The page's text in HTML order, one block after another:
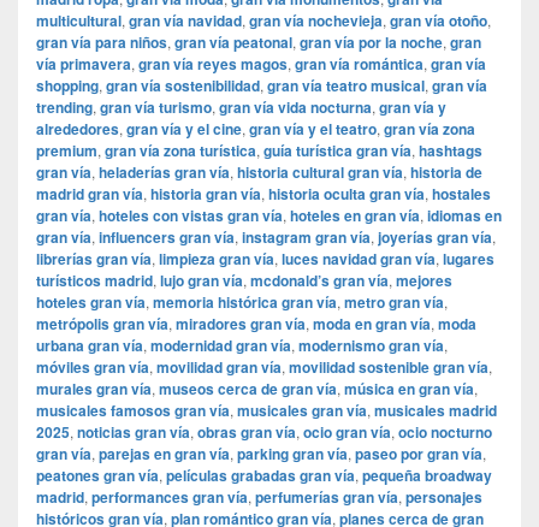
multicultural, gran vía navidad, gran vía nochevieja, gran vía otoño,
gran vía para niños, gran vía peatonal, gran vía por la noche, gran
vía primavera, gran vía reyes magos, gran vía romántica, gran vía
shopping, gran vía sostenibilidad, gran vía teatro musical, gran vía
trending, gran vía turismo, gran vía vida nocturna, gran vía y
alrededores, gran vía y el cine, gran vía y el teatro, gran vía zona
premium, gran vía zona turística, guía turística gran vía, hashtags
gran vía, heladerías gran vía, historia cultural gran vía, historia de
madrid gran vía, historia gran vía, historia oculta gran vía, hostales
gran vía, hoteles con vistas gran vía, hoteles en gran vía, idiomas en
gran vía, influencers gran vía, instagram gran vía, joyerías gran vía,
librerías gran vía, limpieza gran vía, luces navidad gran vía, lugares
turísticos madrid, lujo gran vía, mcdonald’s gran vía, mejores
hoteles gran vía, memoria histórica gran vía, metro gran vía,
metrópolis gran vía, miradores gran vía, moda en gran vía, moda
urbana gran vía, modernidad gran vía, modernismo gran vía,
móviles gran vía, movilidad gran vía, movilidad sostenible gran vía,
murales gran vía, museos cerca de gran vía, música en gran vía,
musicales famosos gran vía, musicales gran vía, musicales madrid
2025, noticias gran vía, obras gran vía, ocio gran vía, ocio nocturno
gran vía, parejas en gran vía, parking gran vía, paseo por gran vía,
peatones gran vía, películas grabadas gran vía, pequeña broadway
madrid, performances gran vía, perfumerías gran vía, personajes
históricos gran vía, plan romántico gran vía, planes cerca de gran